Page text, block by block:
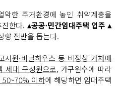
악한 주거환경에 놓인 취약계층을
한다. ▴공공·민간임대주택 입주 ▴
향 전반을 돕는다.
시원·비닐하우스 등 비정상 거처에
세대 구성원으로, 가구원수에 따라
50~70% 이하에 해당하면 임대주택